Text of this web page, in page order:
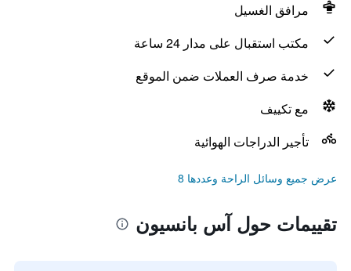
مرافق الغسيل
مكتب استقبال على مدار 24 ساعة
خدمة صرف العملات ضمن الموقع
مع تكييف
تأجير الدراجات الهوائية
عرض جميع وسائل الراحة وعددها 8
تقييمات حول آس بانسيون